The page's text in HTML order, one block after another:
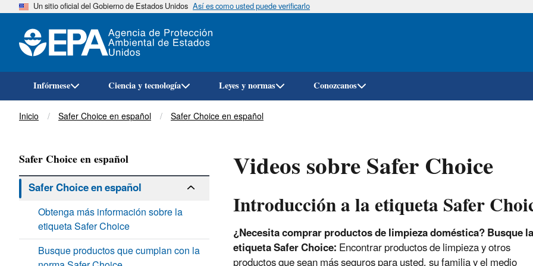
Pasar
Un sitio oficial del Gobierno de Estados Unidos Así es como usted puede verificarlo
Infórmese Ciencia y tecnología Leyes y normas Conozcanos
Breadcrumb
Inicio Safer Choice en español Safer Choice en español
Videos sobre Safer Choice
Introducción a la etiqueta Safer
¿Necesita comprar productos de limpieza doméstica? Busque la
etiqueta Safer Choice:Encontrar productos de limpieza y otros
Safer Choice en español
Safer Choice en español
Obtenga más información sobre la
etiqueta Safer Choice
Busque productos que cumplan con la